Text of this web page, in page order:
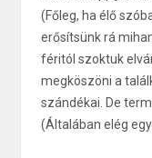
(Főleg, ha élő
erősítsünk rá
féritól szoktuk
megköszöni a
szándékai. De
(Általában elég